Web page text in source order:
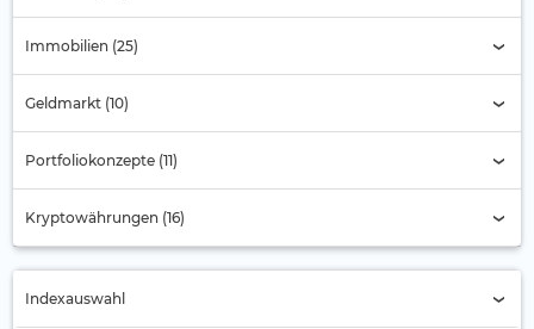
Immobilien (25)
Geldmarkt (10)
Portfoliokonzepte (11)
Kryptowährungen (16)
Indexauswahl